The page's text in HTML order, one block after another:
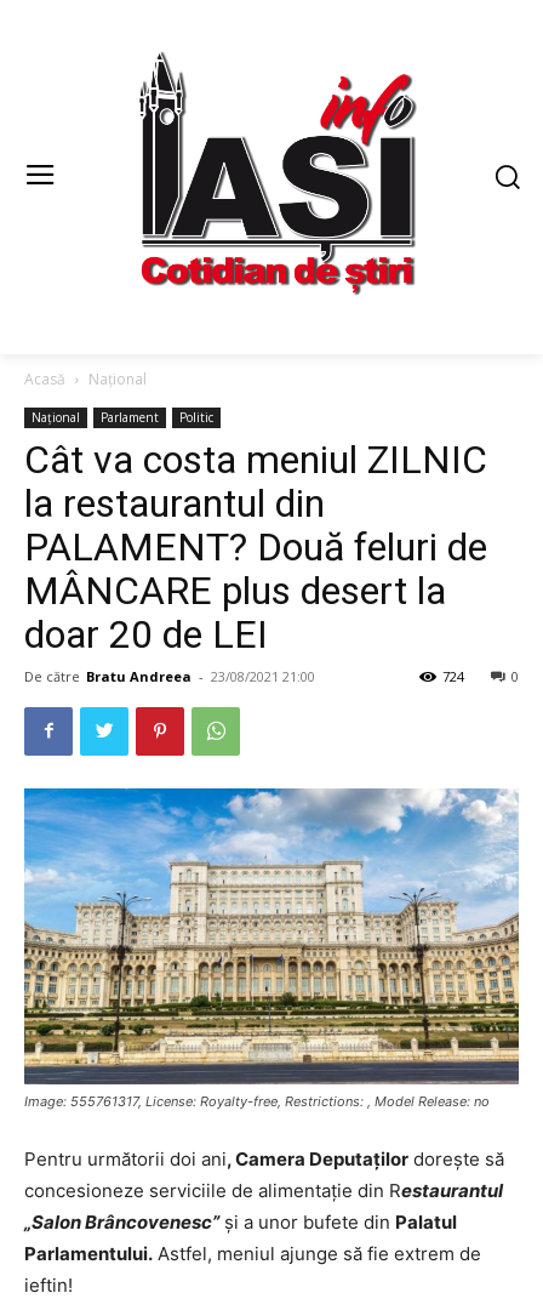
Acasă Național
Național Parlament Politic
Cât va costa meniul ZILNIC
la restaurantul din
PALAMENT? Două feluri de
MÂNCARE plus desert la
doar 20 de LEI
De către Bratu Andreea - 23/08/2021 21:00 0
724
Image: 555761317, License: Royalty-free, Restrictions: , Model Release: no
Pentru următorii doi ani, ​Camera Deputaților dorește să
concesioneze serviciile de alimentație din Restaurantul
„Salon Brâncovenesc”și a unor bufete din Palatul
Parlamentului. Astfel, meniul ajunge să fie extrem de
ieftin!